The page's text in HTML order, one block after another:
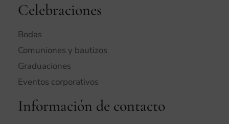
Celebraciones
Bodas
Comuniones y bautizos
Graduaciones
Eventos corporativos
Información de contacto